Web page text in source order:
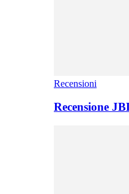
Recensioni
Recensione